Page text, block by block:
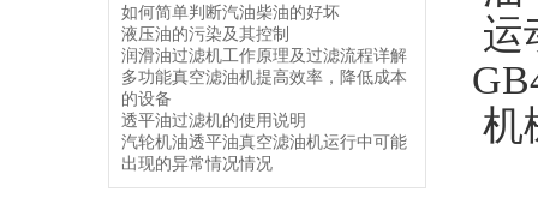
如何简单判断汽油柴油的好坏
液压油的污染及其控制
润滑油过滤机工作原理及过滤流程详解
多功能真空滤油机提高效率，降低成本
的设备
透平油过滤机的使用说明
汽轮机油透平油真空滤油机运行中可能
出现的异常情况情况
机